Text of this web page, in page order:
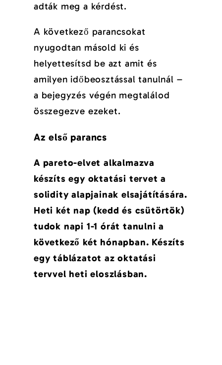
adták meg a kérdést.
A következő parancsokat
nyugodtan másold ki és
helyettesítsd be azt amit és
amilyen időbeosztással tanulnál –
a bejegyzés végén megtalálod
összegezve ezeket.
Az első parancs
A pareto-elvet alkalmazva
készíts egy oktatási tervet a
solidity alapjainak elsajátítására.
Heti két nap (kedd és csütörtök)
tudok napi 1-1 órát tanulni a
következő két hónapban. Készíts
egy táblázatot az oktatási
tervvel heti eloszlásban.